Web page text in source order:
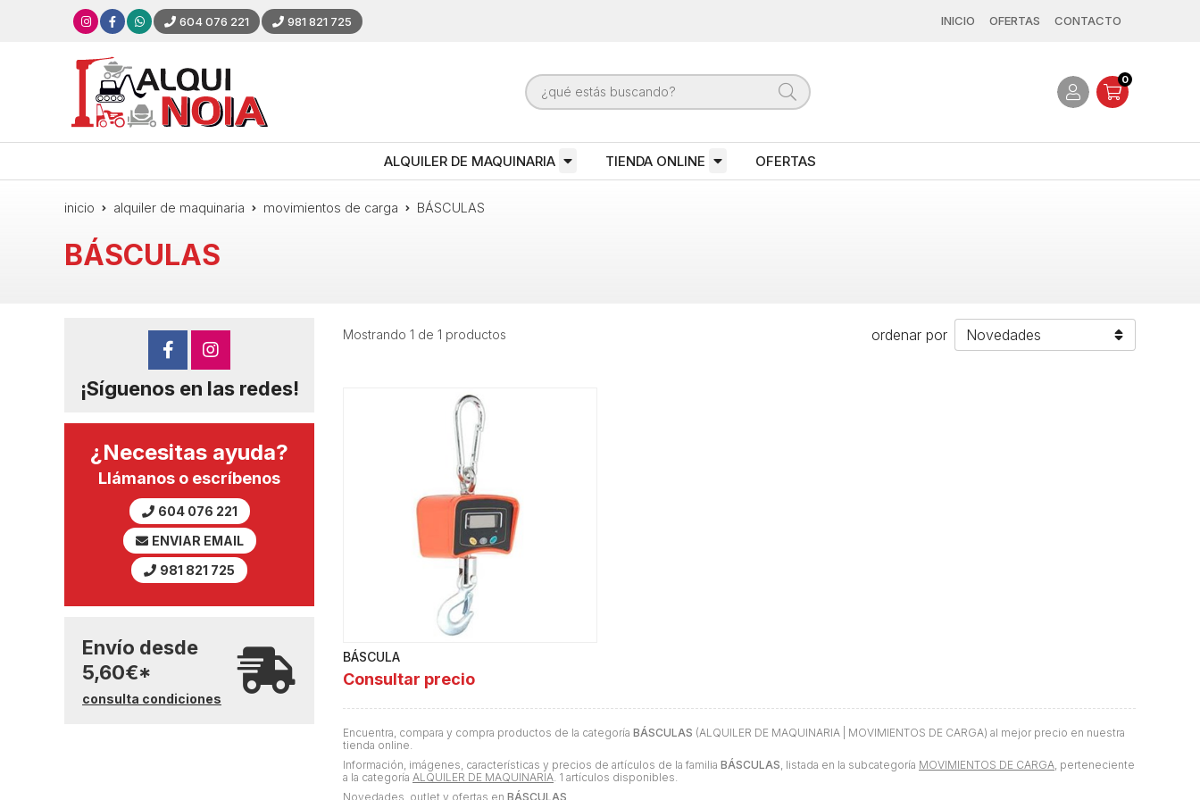
604 076 221 981 821 725 INICIO OFERTAS CONTACTO
0
ALQUILER DE MAQUINARIA TIENDA ONLINE OFERTAS
inicio alquiler de maquinaria movimientos de carga BÁSCULAS
BÁSCULAS
Encuentra, compara y compra productos de la categoría BÁSCULAS (ALQUILER DE MAQUINARIA | MOVIMIENTOS DE CARGA) al mejor precio en nuestra
tienda online.
Información, imágenes, características y precios de artículos de la familia BÁSCULAS , listada en la subcategoría MOVIMIENTOS DE CARGA , perteneciente
a la categoría ALQUILER DE MAQUINARIA . 1 artículos disponibles.
Novedades, outlet y ofertas en BÁSCULAS
Mostrando 1 de 1 productos ordenar por
BÁSCULA
Consultar precio
¡Síguenos en las redes!
¿Necesitas ayuda?
Llámanos o escríbenos
604 076 221
ENVIAR EMAIL
981 821 725
Envío desde
5,60€*
consulta condiciones